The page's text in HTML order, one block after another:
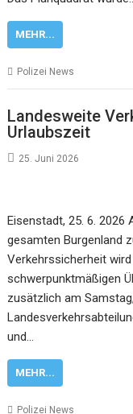
MEHR...
Polizei News
Landesweite
Urlaubszeit
25. Juni 2026
Eisenstadt, 25. 6. 2026
gesamten Burgenland
Verkehrssicherheit
schwerpunktmäßigen
zusätzlich am
und…
MEHR...
Polizei News